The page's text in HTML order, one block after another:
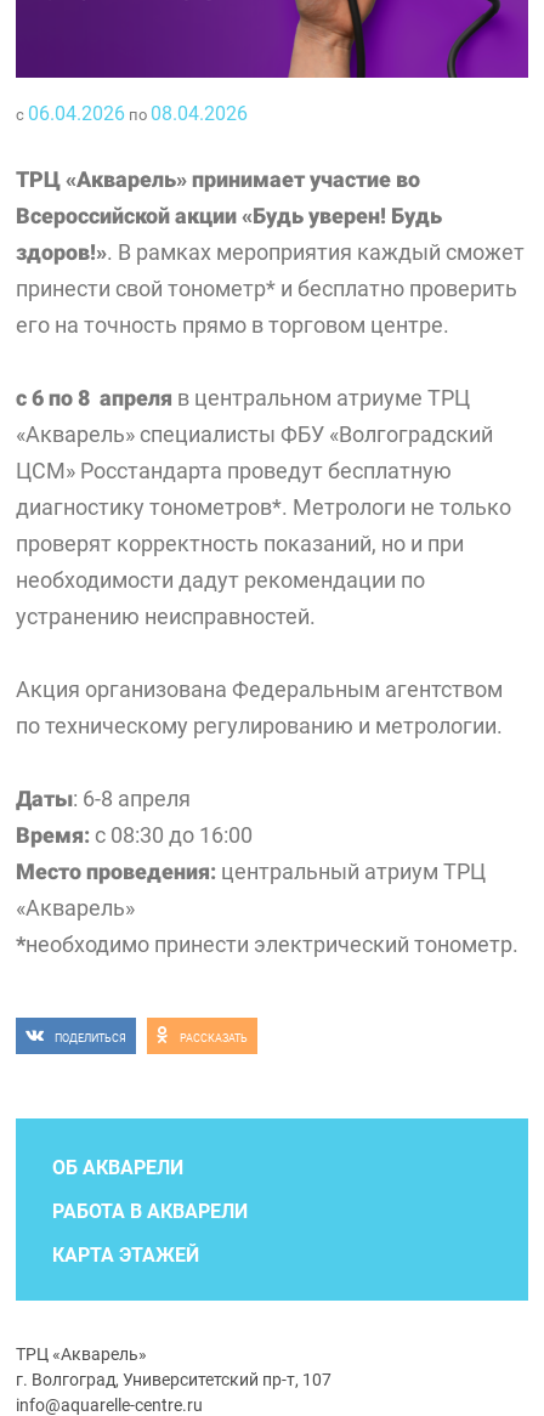
с 06.04.2026 по 08.04.2026
ТРЦ «Акварель» принимает участие во
Всероссийской акции «Будь уверен! Будь
здоров!». В рамках мероприятия каждый сможет
принести свой тонометр* и бесплатно проверить
его на точность прямо в торговом центре.
с 6 по 8 апреля в центральном атриуме ТРЦ
«Акварель» специалисты ФБУ «Волгоградский
ЦСМ» Росстандарта проведут бесплатную
диагностику тонометров*. Метрологи не только
проверят корректность показаний, но и при
необходимости дадут рекомендации по
устранению неисправностей.
Акция организована Федеральным агентством
по техническому регулированию и метрологии.
Даты: 6-8 апреля
Время: с 08:30 до 16:00
Место проведения: центральный атриум ТРЦ
«Акварель»
*необходимо принести электрический тонометр.
ПОДЕЛИТЬСЯ РАССКАЗАТЬ
ОБ АКВАРЕЛИ
РАБОТА В АКВАРЕЛИ
КАРТА ЭТАЖЕЙ
ТРЦ «Акварель»
г. Волгоград, Университетский пр-т, 107
info@aquarelle-centre.ru